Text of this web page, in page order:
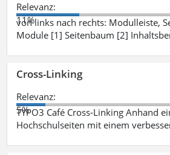
Relevanz:
11%
von links nach rechts: Modulleiste,
Module [1] Seitenbaum [2]
Cross-Linking
Relevanz:
5%
TYPO3 Café Cross-Linking Anhand
Hochschulseiten mit einem